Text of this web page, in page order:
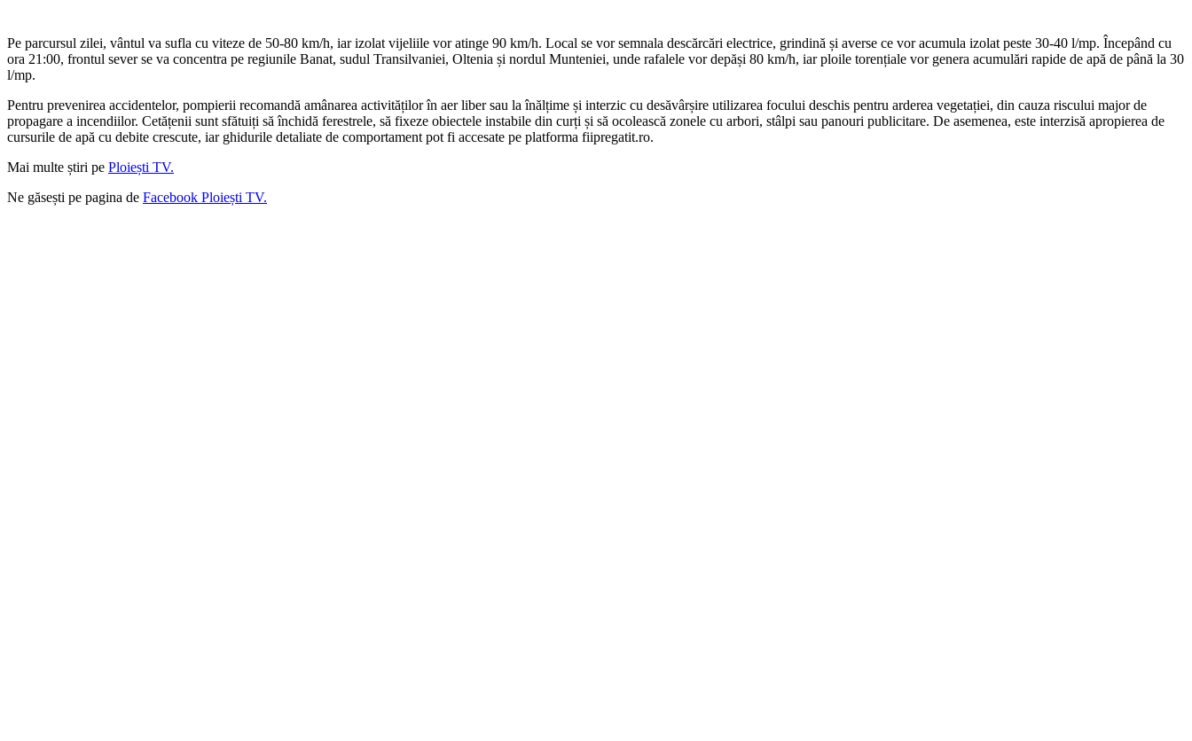
Pe parcursul zilei, vântul va sufla cu viteze de 50-80 km/h, iar izolat vijeliile vor atinge 90 km/h. Local se vor semnala descărcări electrice, grindină și averse ce vor acumula izolat peste 30-40 l/mp. Începând cu
ora 21:00, frontul sever se va concentra pe regiunile Banat, sudul Transilvaniei, Oltenia și nordul Munteniei, unde rafalele vor depăși 80 km/h, iar ploile torențiale vor genera acumulări rapide de apă de până la 30
l/mp.
Pentru prevenirea accidentelor, pompierii recomandă amânarea activităților în aer liber sau la înălțime și interzic cu desăvârșire utilizarea focului deschis pentru arderea vegetației, din cauza riscului major de
propagare a incendiilor. Cetățenii sunt sfătuiți să închidă ferestrele, să fixeze obiectele instabile din curți și să ocolească zonele cu arbori, stâlpi sau panouri publicitare. De asemenea, este interzisă apropierea de
cursurile de apă cu debite crescute, iar ghidurile detaliate de comportament pot fi accesate pe platforma fiipregatit.ro.
Mai multe știri pe Ploiești TV.
Ne găsești pe pagina de Facebook Ploiești TV.